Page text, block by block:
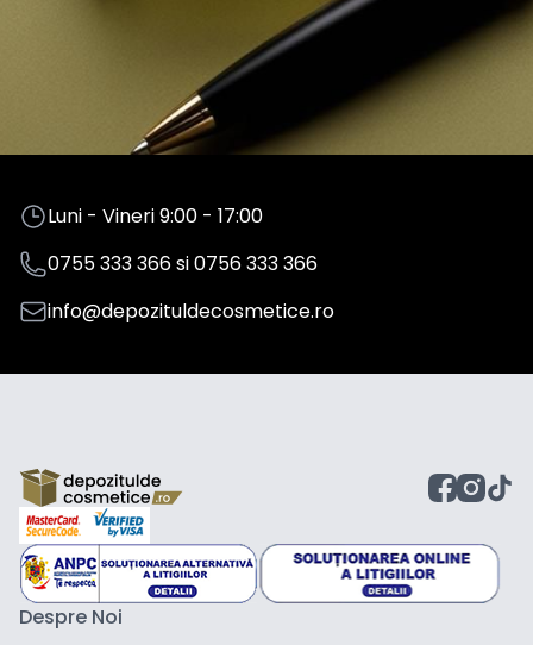
Luni - Vineri 9:00 - 17:00
0755 333 366si0756 333 366
info@depozituldecosmetice.ro
Despre Noi